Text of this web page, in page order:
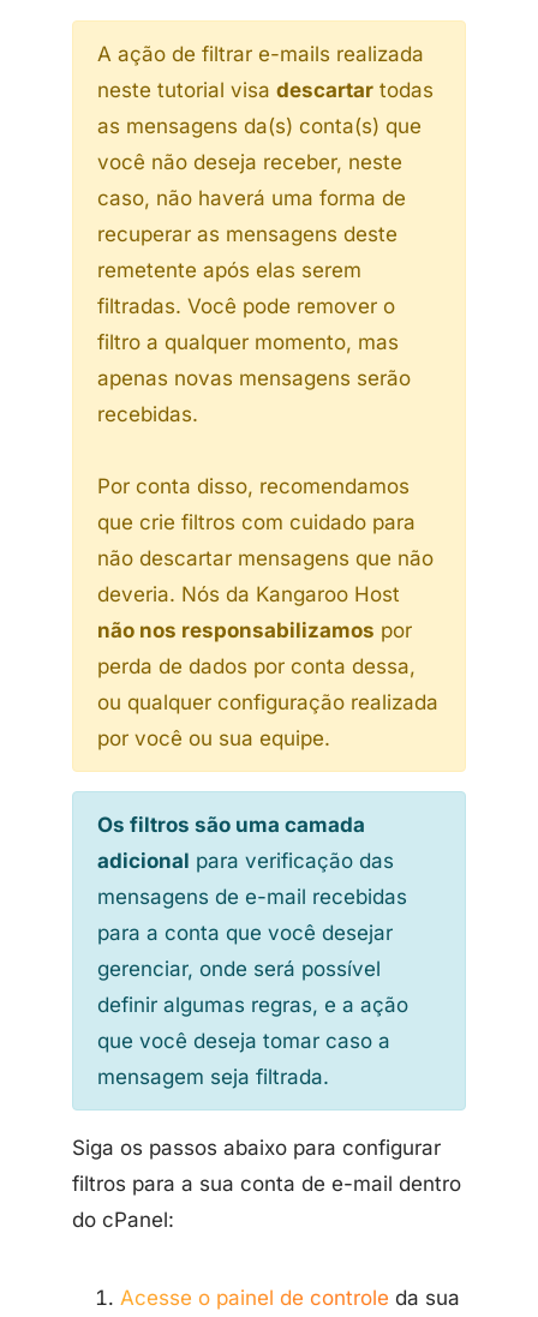
A ação de filtrar e-mails realizada
neste tutorial visa descartar todas
as mensagens da(s) conta(s) que
você não deseja receber, neste
caso, não haverá uma forma de
recuperar as mensagens deste
remetente após elas serem
filtradas. Você pode remover o
filtro a qualquer momento, mas
apenas novas mensagens serão
recebidas.
Por conta disso, recomendamos
que crie filtros com cuidado para
não descartar mensagens que não
deveria. Nós da Kangaroo Host
não nos responsabilizamos por
perda de dados por conta dessa,
ou qualquer configuração realizada
por você ou sua equipe.
Os filtros são uma camada
adicional para verificação das
mensagens de e-mail recebidas
para a conta que você desejar
gerenciar, onde será possível
definir algumas regras, e a ação
que você deseja tomar caso a
mensagem seja filtrada.
Siga os passos abaixo para configurar
filtros para a sua conta de e-mail dentro
do cPanel:
Acesse o painel de controle da sua